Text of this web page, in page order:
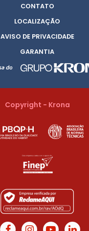
CONTATO
LOCALIZAÇÃO
AVISO DE PRIVACIDADE
GARANTIA
Copyright - Krona